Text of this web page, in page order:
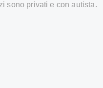
sono privati e con autista.